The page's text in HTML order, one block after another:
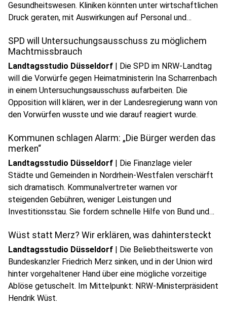
Gesundheitswesen. Kliniken könnten unter wirtschaftlichen
Druck geraten, mit Auswirkungen auf Personal und
play_circleAudio anhören
SPD will Untersuchungsausschuss zu möglichem
Machtmissbrauch
Landtagsstudio Düsseldorf | Die SPD im NRW-Landtag
will die Vorwürfe gegen Heimatministerin Ina Scharrenbach
in einem Untersuchungsausschuss aufarbeiten. Die
Opposition will klären, wer in der Landesregierung wann von
den Vorwürfen wusste und wie darauf reagiert wurde.
play_circleAudio anhören
Kommunen schlagen Alarm: „Die Bürger werden das
merken“
Landtagsstudio Düsseldorf | Die Finanzlage vieler
Städte und Gemeinden in Nordrhein-Westfalen verschärft
sich dramatisch. Kommunalvertreter warnen vor
steigenden Gebühren, weniger Leistungen und
Investitionsstau. Sie fordern schnelle Hilfe von Bund und
Wüst statt Merz? Wir erklären, was dahintersteckt
Landtagsstudio Düsseldorf | Die Beliebtheitswerte von
Bundeskanzler Friedrich Merz sinken, und in der Union wird
hinter vorgehaltener Hand über eine mögliche vorzeitige
Ablöse getuschelt. Im Mittelpunkt: NRW-Ministerpräsident
Hendrik Wüst.